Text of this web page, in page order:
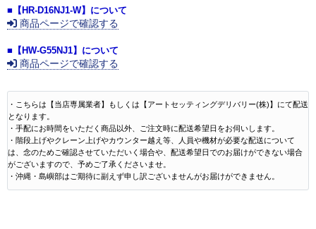
■【HR-D16NJ1-W】について
商品ページで確認する
■【HW-G55NJ1】について
商品ページで確認する
・こちらは【当店専属業者】もしくは【アートセッティングデリバリー(株)】にて配送
となります。
・手配にお時間をいただく商品以外、ご注文時に配送希望日をお伺いします。
・階段上げやクレーン上げやカウンター越え等、人員や機材が必要な配送について
は、念のためご確認させていただいく場合や、配送希望日でのお届けができない場合
がございますので、予めご了承くださいませ。
・沖縄・島嶼部はご期待に副えず申し訳ございませんがお届けができません。